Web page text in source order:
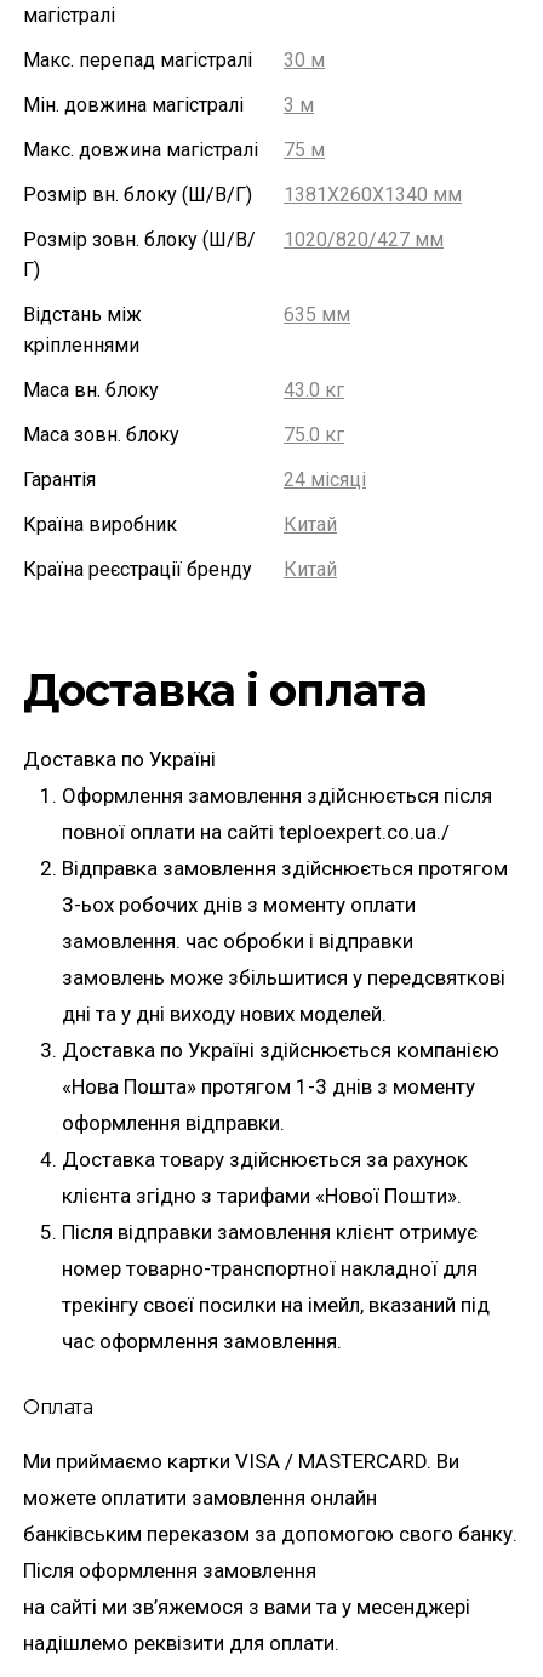
магістралі
Макс. перепад магістралі
30 м
Мін. довжина магістралі
3 м
Макс. довжина магістралі
75 м
Розмір вн. блоку (Ш/В/Г)
1381X260X1340 мм
Розмір зовн. блоку (Ш/В/
Г)
1020/820/427 мм
Відстань між
кріпленнями
635 мм
Маса вн. блоку
43.0 кг
Маса зовн. блоку
75.0 кг
Гарантія
24 місяці
Країна виробник
Китай
Країна реєстрації бренду
Китай
Доставка і оплата
Доставка по Україні
Оформлення замовлення здійснюється після
повної оплати на сайті teploexpert.co.ua./
Відправка замовлення здійснюється протягом
3-ьох робочих днів з моменту оплати
замовлення. час обробки і відправки
замовлень може збільшитися у передсвяткові
дні та у дні виходу нових моделей.
Доставка по Україні здійснюється компанією
«Нова Пошта» протягом 1-3 днів з моменту
оформлення відправки.
Доставка товару здійснюється за рахунок
клієнта згідно з тарифами «Нової Пошти».
Після відправки замовлення клієнт отримує
номер товарно-транспортної накладної для
трекінгу своєї посилки на імейл, вказаний під
час оформлення замовлення.
Оплата
Ми приймаємо картки VISA / MASTERCARD. Ви
можете оплатити замовлення онлайн
банківським переказом за допомогою свого банку.
Після оформлення замовлення
на сайті ми зв’яжемося з вами та у месенджері
надішлемо реквізити для оплати.